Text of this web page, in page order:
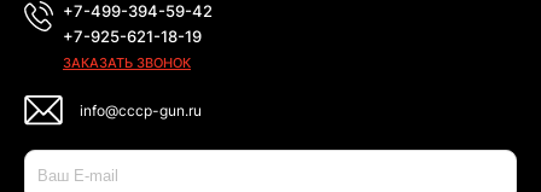
+7-499-394-59-42
+7-925-621-18-19
ЗАКАЗАТЬ ЗВОНОК
info@cccp-gun.ru